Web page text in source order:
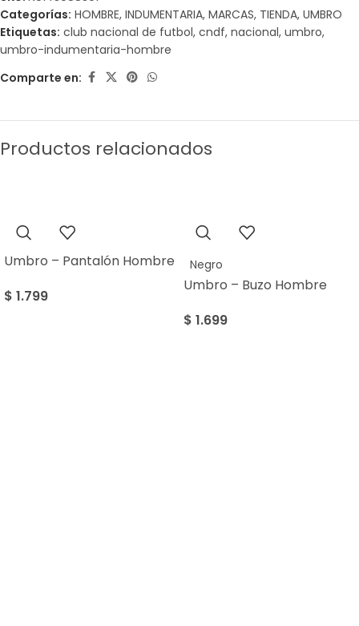
Categorías: HOMBRE, INDUMENTARIA, MARCAS, TIENDA, UMBRO
Etiquetas: club nacional de futbol, cndf, nacional, umbro,
umbro-indumentaria-hombre
Comparte en:
Productos relacionados
Umbro – Pantalón Hombre
$ 1.799
Negro
Umbro – Buzo Hombre
$ 1.699